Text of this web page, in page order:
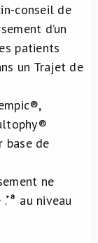
conseil de
d’un
patients
un Trajet de
base de
ne
.
au niveau